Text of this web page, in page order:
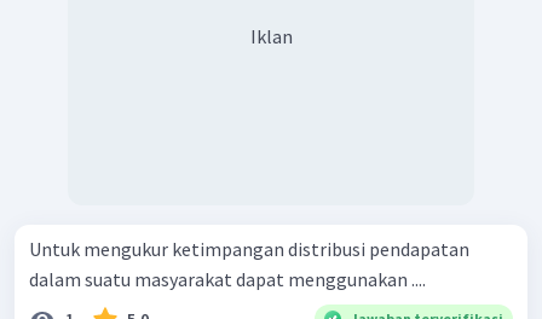
Iklan
Untuk mengukur ketimpangan distribusi pendapatan
dalam suatu masyarakat dapat menggunakan ....